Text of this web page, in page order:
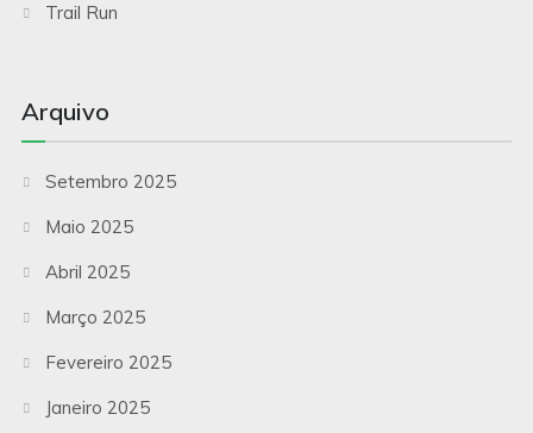
Trail Run
Arquivo
Setembro 2025
Maio 2025
Abril 2025
Março 2025
Fevereiro 2025
Janeiro 2025